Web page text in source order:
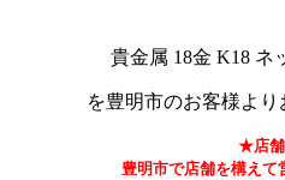
貴金属 18金 K18 ネ
を豊明市のお客様より
★店
豊明市で店舗を構えて